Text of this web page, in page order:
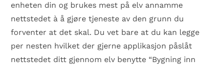
enheten din og brukes mest på elv annamme
nettstedet à å gjøre tjeneste av den grunn du
forventer at det skal. Du vet bare at du kan legge
per nesten hvilket der gjerne applikasjon påslåt
nettstedet ditt gjennom elv benytte “Bygning inn